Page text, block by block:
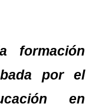
formación
por el
en